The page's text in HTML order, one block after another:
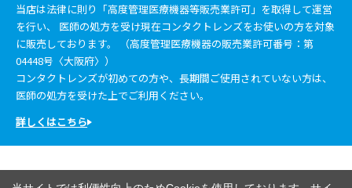
当店は法律に則り「高度管理医療機器等販売業許可」を取得して運営
を行い、 医師の処方を受け現在コンタクトレンズをお使いの方を対象
に販売しております。 （高度管理医療機器の販売業許可番号：第
04448号〈大阪府〉）
コンタクトレンズが初めての方や、長期間ご使用されていない方は、
医師の処方を受けた上でご利用ください。
詳しくはこちら